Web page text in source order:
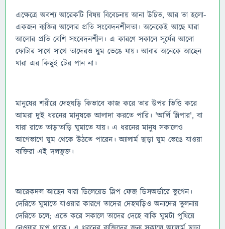
এক্ষেত্রে অবশ্য আরেকটি বিষয় বিবেচনায় আনা উচিত, আর তা হলো-
একজন ব্যক্তির আলোর প্রতি সংবেদনশীলতা। অনেকেই আছে যারা
আলোর প্রতি বেশি সংবেদনশীল। এ কারণে সকালে সূর্যের আলো
ফোটার সাথে সাথে তাদেরও ঘুম ভেঙে যায়। আবার অনেকে আছেন
যারা এর কিছুই টের পান না।
মানুষের শরীরে দেহঘড়ি কিভাবে কাজ করে তার উপর ভিত্তি করে
আমরা দুই ধরনের মানুষকে আলাদা করতে পারি। 'আর্লি স্লিপার', বা
যারা রাতে তাড়াতাড়ি ঘুমাতে যায়। এ ধরনের মানুষ সকালেও
আগেভাগে ঘুম থেকে উঠতে পারেন। অ্যালার্ম ছাড়া ঘুম ভেঙে যাওয়া
ব্যক্তিরা এই দলভুক্ত।
আরেকদল আছেন যারা ডিলেয়েড স্লিপ ফেজ ডিসঅর্ডারে ভুগেন।
দেরিতে ঘুমাতে যাওয়ার কারণে তাদের দেহঘড়িও অন্যদের তুলনায়
দেরিতে চলে; এতে করে সকালে তাদের দেহে বাকি ঘুমটা পুষিয়ে